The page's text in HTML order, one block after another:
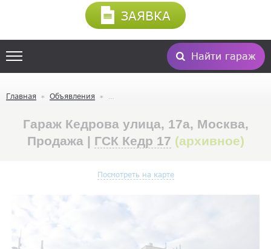
Найти гараж
ЗАЯВКА
Главная Объявления
Гараж Кедрова улица, 17а, Москва,
Продажа | ГСК Кедр 17 (архивное)
Посмотреть на карте